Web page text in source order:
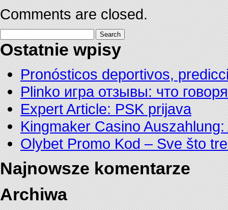
Comments are closed.
for:
Ostatnie wpisy
Pronósticos deportivos,
Plinko игра отзывы: что
Expert Article: PSK prijava
Kingmaker Casino
Olybet Promo Kod – Sve što
Najnowsze komentarze
Archiwa